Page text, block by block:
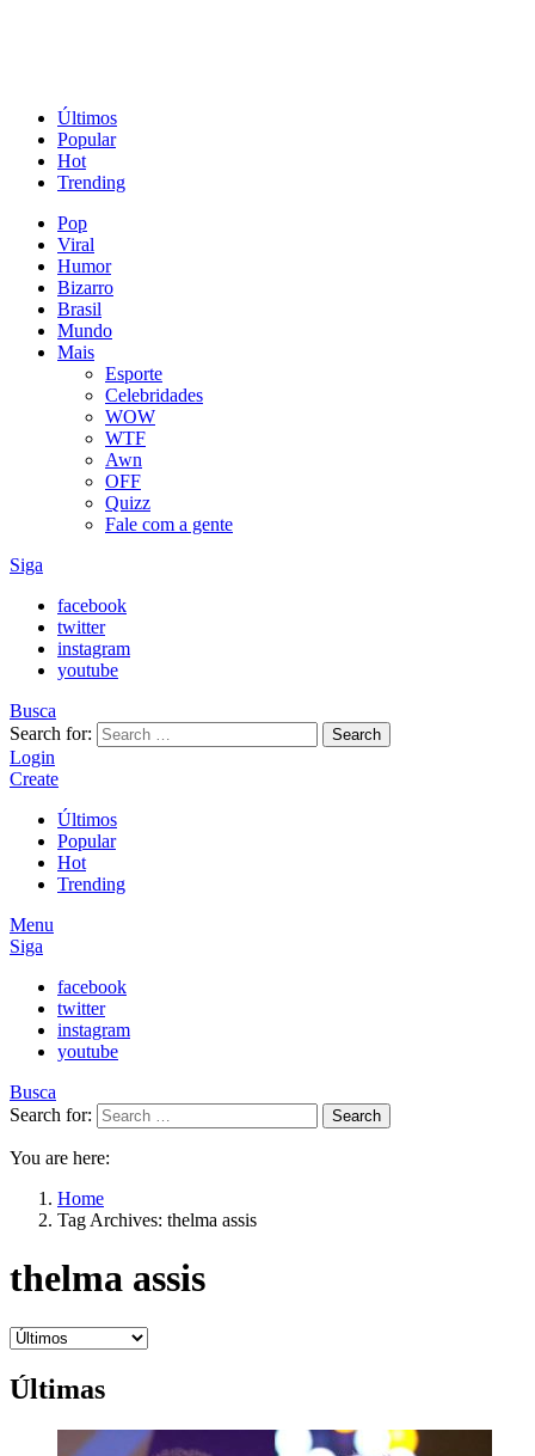
Últimos
Popular
Hot
Trending
Pop
Viral
Humor
Bizarro
Brasil
Mundo
Mais
Esporte
Celebridades
WOW
WTF
Awn
OFF
Quizz
Fale com a gente
Siga
facebook
twitter
instagram
youtube
Busca
Search for:
Search
Login
Create
Últimos
Popular
Hot
Trending
Menu
Siga
facebook
twitter
instagram
youtube
Busca
Search for:
Search
You are here:
Home
Tag Archives: thelma assis
thelma assis
Últimas